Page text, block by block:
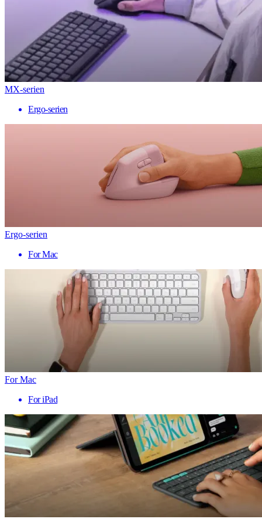
MX-serien
Ergo-serien
Ergo-serien
For Mac
For Mac
For iPad